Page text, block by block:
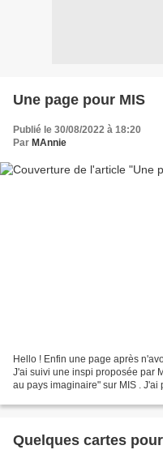
Une page pour MIS
Publié le 30/08/2022 à 18:20
Par MAnnie
Hello ! Enfin une page après
J'ai suivi une inspi proposée par
au pays imaginaire" sur MIS .
Quelques cartes